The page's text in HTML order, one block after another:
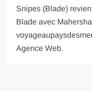
Snipes (Blade)
Blade avec
Agence Web.